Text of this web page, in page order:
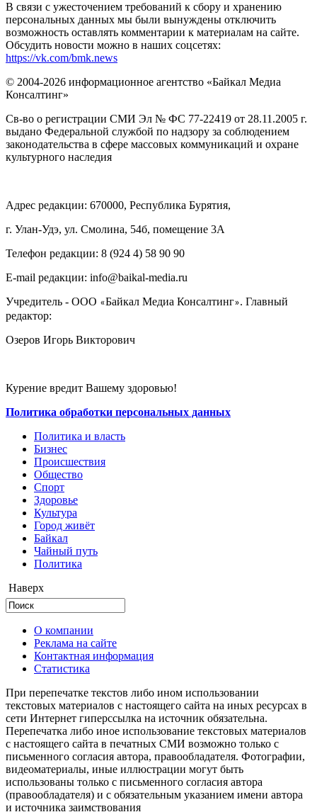
В связи с ужесточением требований к сбору и хранению
персональных данных мы были вынуждены отключить
возможность оставлять комментарии к материалам на сайте.
Обсудить новости можно в наших соцсетях:
https://vk.com/bmk.news
© 2004-2026 информационное агентство «Байкал Медиа
Консалтинг»
Св-во о регистрации СМИ Эл № ФС 77-22419 от 28.11.2005 г.
выдано Федеральной службой по надзору за соблюдением
законодательства в сфере массовых коммуникаций и охране
культурного наследия
Адрес редакции: 670000, Республика Бурятия,
г. Улан-Удэ, ул. Смолина, 54б, помещение 3А
Телефон редакции: ‎‎8 (924 4) 58 90 90
E-mail редакции: info@baikal-media.ru
Учредитель - ООО «Байкал Медиа Консалтинг». Главный
редактор:
Озеров Игорь Викторович
Курение вредит Вашему здоровью!
Политика обработки персональных данных
Политика и власть
Бизнес
Происшествия
Общество
Cпорт
Здоровье
Культура
Город живёт
Байкал
Чайный путь
Политика
Наверх
О компании
Реклама на сайте
Контактная информация
Статистика
При перепечатке текстов либо ином использовании
текстовых материалов с настоящего сайта на иных ресурсах в
сети Интернет гиперссылка на источник обязательна.
Перепечатка либо иное использование текстовых материалов
с настоящего сайта в печатных СМИ возможно только с
письменного согласия автора, правообладателя. Фотографии,
видеоматериалы, иные иллюстрации могут быть
использованы только с письменного согласия автора
(правообладателя) и с обязательным указанием имени автора
и источника заимствования